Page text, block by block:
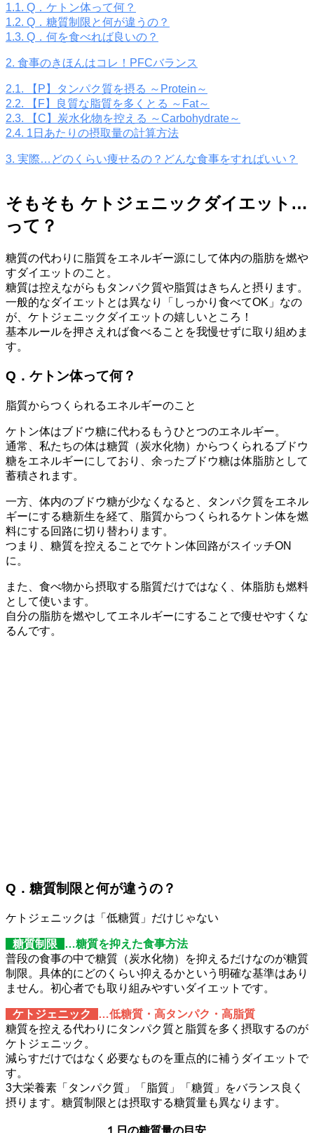
1.1. Q．ケトン体って何？
1.2. Q．糖質制限と何が違うの？
1.3. Q．何を食べれば良いの？
2. 食事のきほんはコレ！PFCバランス
2.1. 【P】タンパク質を摂る ～Protein～
2.2. 【F】良質な脂質を多くとる ～Fat～
2.3. 【C】炭水化物を控える ～Carbohydrate～
2.4. 1日あたりの摂取量の計算方法
3. 実際…どのくらい痩せるの？どんな食事をすればいい？
そもそも ケトジェニックダイエット…
って？
糖質の代わりに脂質をエネルギー源にして体内の脂肪を燃や
すダイエット のこと。
糖質は控えながらもタンパク質や脂質はきちんと摂ります。
一般的なダイエットとは異なり
「しっかり食べてOK」 なの
が、ケトジェニックダイエットの嬉しいところ！
基本ルールを押さえれば食べることを我慢せずに取り組めま
す。
Q．ケトン体って何？
脂質からつくられるエネルギーのこと
ケトン体はブドウ糖に代わるもうひとつのエネルギー。
通常、私たちの体は糖質（炭水化物）からつくられるブドウ
糖をエネルギーにしており、余ったブドウ糖は体脂肪として
蓄積されます。
一方、体内のブドウ糖が少なくなると、タンパク質をエネル
ギーにする糖新生を経て、脂質からつくられるケトン体を燃
料にする回路に切り替わります。
つまり、糖質を控えることでケトン体回路がスイッチON
に。
また、食べ物から摂取する脂質だけではなく、体脂肪も燃料
として使います。
自分の脂肪を燃やしてエネルギーにすることで痩せやすくな
るんです。
Q．糖質制限と何が違うの？
ケトジェニックは「低糖質」だけじゃない
糖質制限
…糖質を抑えた食事方法
普段の食事の中で糖質（炭水化物）を抑えるだけなのが糖質
制限。具体的にどのくらい抑えるかという明確な基準はあり
ません。初心者でも取り組みやすいダイエットです。
ケトジェニック
…低糖質・高タンパク・高脂質
糖質を控える代わりにタンパク質と脂質を多く摂取するのが
ケトジェニック。
減らすだけではなく必要なものを重点的に補うダイエットで
す。
3大栄養素「タンパク質」「脂質」「糖質」をバランス良く
摂ります。糖質制限とは摂取する糖質量も異なります。
１日の糖質量の目安